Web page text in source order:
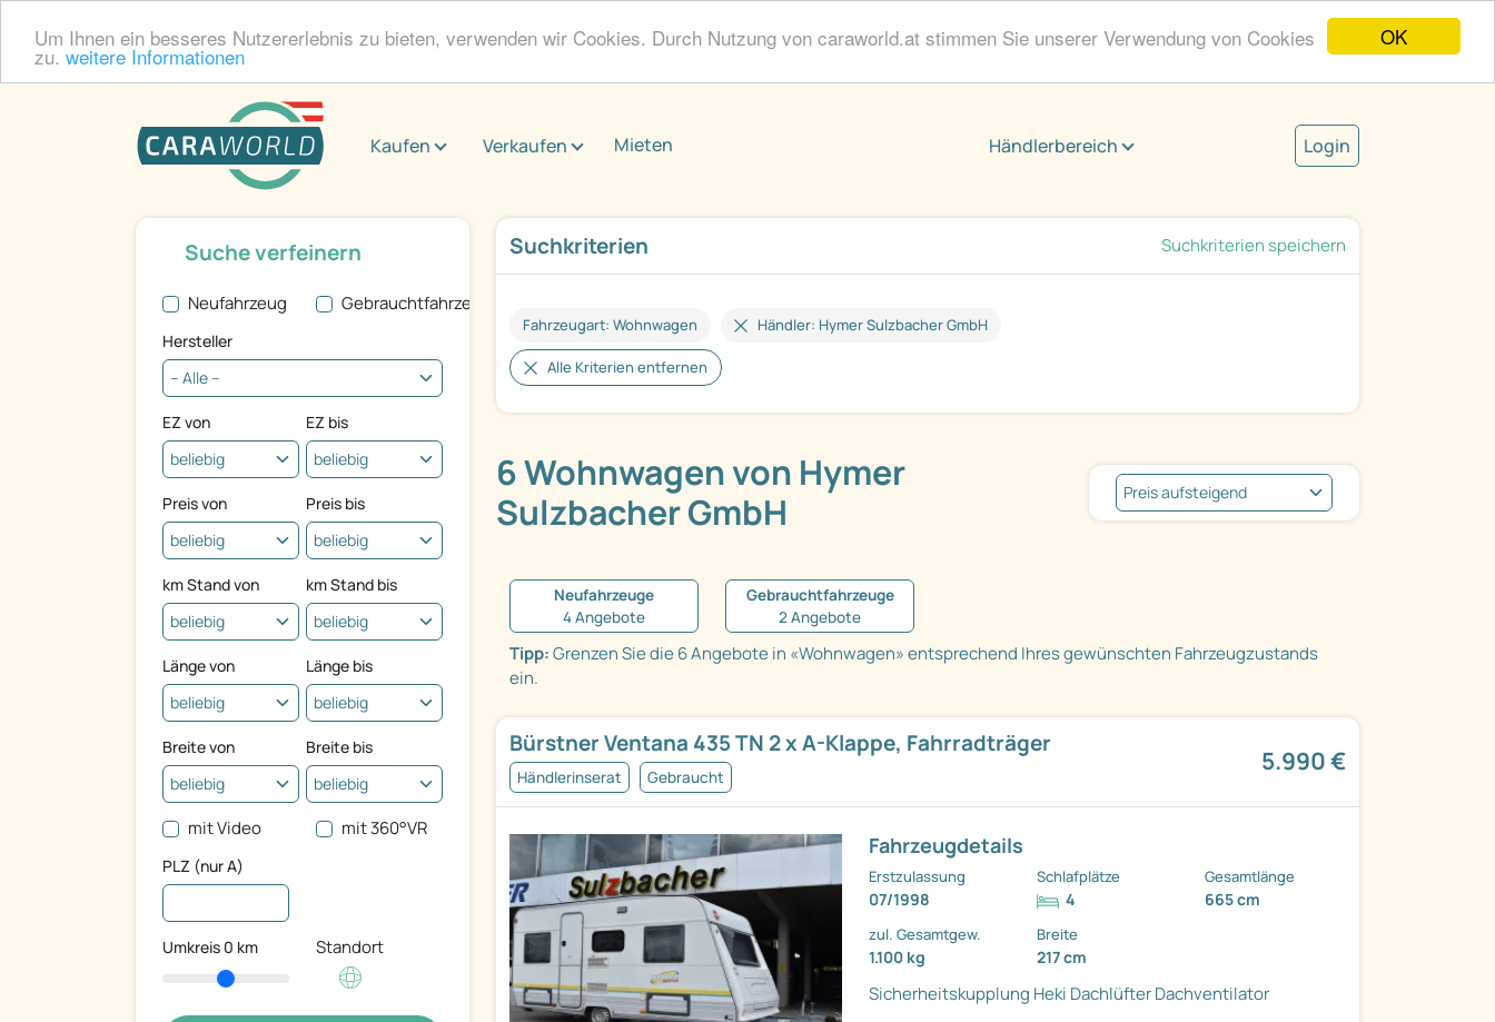
OK
Um Ihnen ein besseres Nutzererlebnis zu bieten, verwenden wir Cookies. Durch Nutzung von caraworld.at stimmen Sie unserer Verwendung von Cookies
zu. weitere Informationen
Kaufen Verkaufen Mieten Händlerbereich Login
Suchkriterien Suchkriterien speichern
Fahrzeugart: Wohnwagen Händler: Hymer Sulzbacher GmbH
Alle Kriterien entfernen
6 Wohnwagen von Hymer
Sulzbacher GmbH
Neufahrzeuge
4 Angebote
Gebrauchtfahrzeuge
2 Angebote
Tipp:Grenzen Sie die 6 Angebote in «Wohnwagen» entsprechend Ihres gewünschten Fahrzeugzustands
ein.
Bürstner Ventana 435 TN 2 x A-Klappe, Fahrradträger
Händlerinserat Gebraucht
5.990 €
Fahrzeugdetails
Erstzulassung
07/1998
Schlafplätze
4
Gesamtlänge
665 cm
zul. Gesamtgew.
1.100 kg
Breite
217 cm
Sicherheitskupplung Heki DachlüfterDachventilator
Suche verfeinern
Neufahrzeug Gebrauchtfahrzeug
Hersteller
EZ von EZ bis
Preis von Preis bis
km Stand von km Stand bis
Länge von Länge bis
Breite von Breite bis
mit Video mit 360°VR
PLZ (nur A)
Umkreis 0 km Standort